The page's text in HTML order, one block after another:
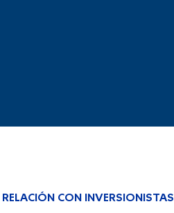
RELACIÓN CON INVERSIONISTAS